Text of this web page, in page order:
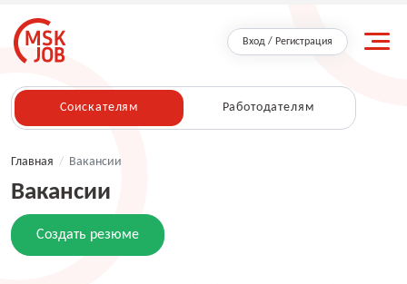
Вход / Регистрация
Соискателям Работодателям
Главная / Вакансии
Вакансии
Создать резюме